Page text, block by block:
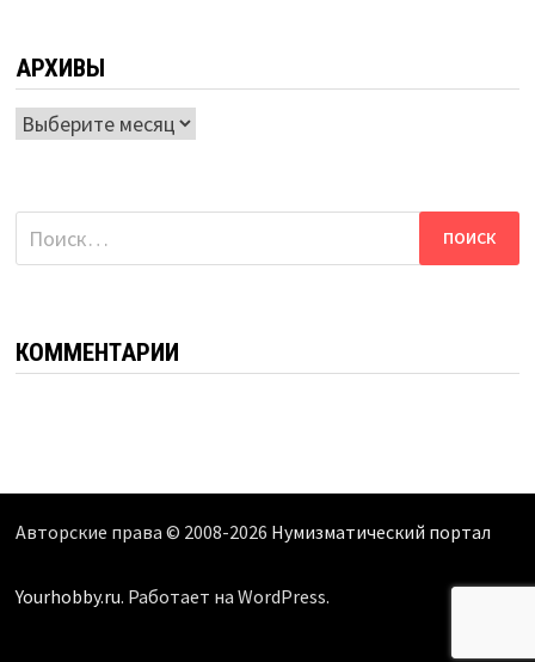
АРХИВЫ
Архивы
Найти:
КОММЕНТАРИИ
Авторские права © 2008-2026 Нумизматический портал
Yourhobby.ru. Работает на WordPress.